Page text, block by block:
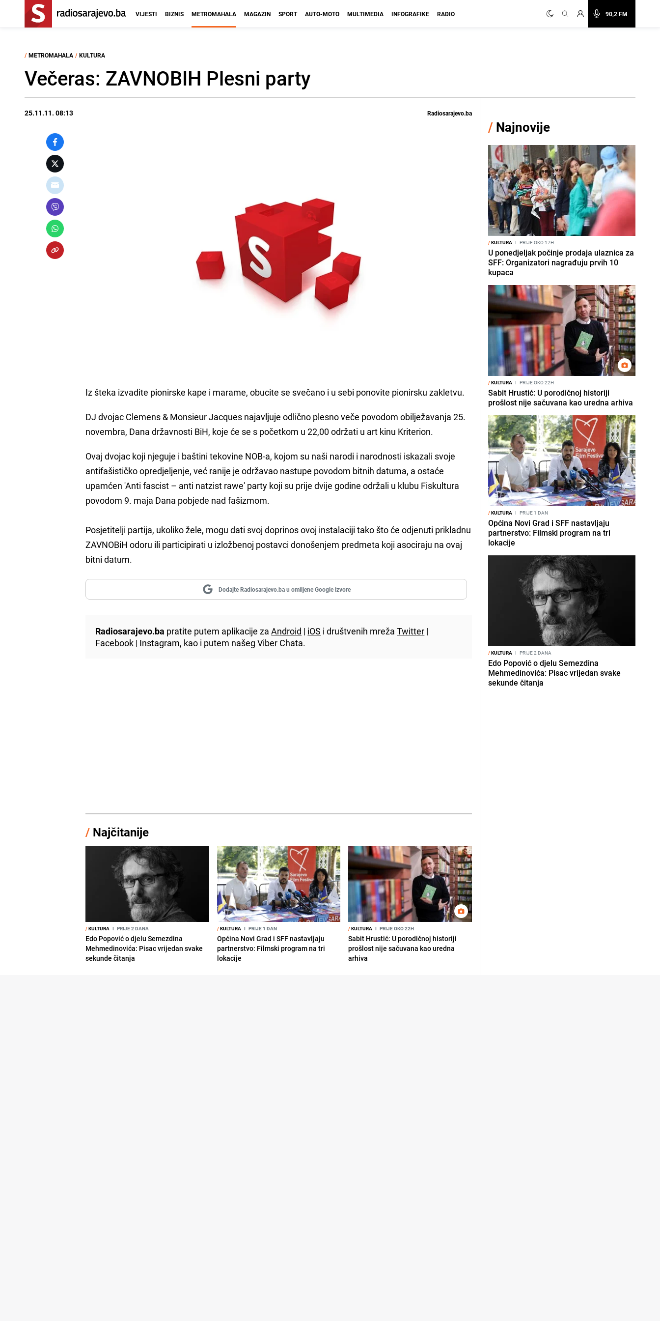
90,2 FM
VIJESTI BIZNIS METROMAHALA MAGAZIN SPORT AUTO-MOTO MULTIMEDIA INFOGRAFIKE RADIO
/ METROMAHALA / KULTURA
Večeras: ZAVNOBIH Plesni party
25.11.11. 08:13 Radiosarajevo.ba
Iz šteka izvadite pionirske kape i marame, obucite se svečano i u sebi ponovite pionirsku zakletvu.
DJ dvojac Clemens & Monsieur Jacques najavljuje odlično plesno veče povodom obilježavanja 25.
novembra, Dana državnosti BiH, koje će se s početkom u 22,00 održati u art kinu Kriterion.
Ovaj dvojac koji njeguje i baštini tekovine NOB-a, kojom su naši narodi i narodnosti iskazali svoje
antifašističko opredjeljenje, već ranije je održavao nastupe povodom bitnih datuma, a ostaće
upamćen 'Anti fascist – anti natzist rawe' party koji su prije dvije godine održali u klubu Fiskultura
povodom 9. maja Dana pobjede nad fašizmom.
Posjetitelji partija, ukoliko žele, mogu dati svoj doprinos ovoj instalaciji tako što će odjenuti prikladnu
ZAVNOBiH odoru ili participirati u izložbenoj postavci donošenjem predmeta koji asociraju na ovaj
bitni datum.
Dodajte Radiosarajevo.ba u omiljene Google izvore
Radiosarajevo.ba pratite putem aplikacije zaAndroid | iOS i društvenih mrežaTwitter |
Facebook | Instagram, kao i putem našegViber Chata.
/ Najčitanije
/KULTURA I PRIJE 2 DANA
Edo Popović o djelu Semezdina
Mehmedinovića: Pisac vrijedan svake
sekunde čitanja
/KULTURA I PRIJE 1 DAN
Općina Novi Grad i SFF nastavljaju
partnerstvo: Filmski program na tri
lokacije
/KULTURA I PRIJE OKO 22H
Sabit Hrustić: U porodičnoj historiji
prošlost nije sačuvana kao uredna
arhiva
/ Najnovije
/KULTURA I PRIJE OKO 17H
U ponedjeljak počinje prodaja ulaznica za
SFF: Organizatori nagrađuju prvih 10
kupaca
/KULTURA I PRIJE OKO 22H
Sabit Hrustić: U porodičnoj historiji
prošlost nije sačuvana kao uredna arhiva
/KULTURA I PRIJE 1 DAN
Općina Novi Grad i SFF nastavljaju
partnerstvo: Filmski program na tri
lokacije
/KULTURA I PRIJE 2 DANA
Edo Popović o djelu Semezdina
Mehmedinovića: Pisac vrijedan svake
sekunde čitanja